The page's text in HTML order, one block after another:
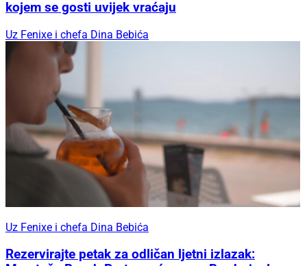
kojem se gosti uvijek vraćaju
Uz Fenixe i chefa Dina Bebića
Uz Fenixe i chefa Dina Bebića
Rezervirajte petak za odličan ljetni izlazak: